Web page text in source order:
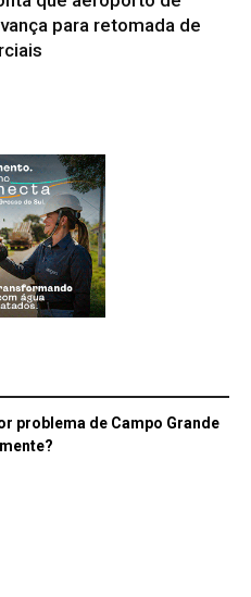
para retomada de
problema de Campo Grande